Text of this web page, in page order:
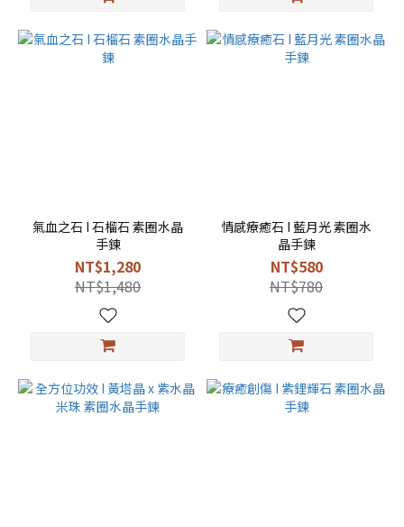
氣血之石 I 石榴石 素圈水晶
手鍊
NT$1,280
NT$1,480
情感療癒石 I 藍月光 素圈水
晶手鍊
NT$580
NT$780